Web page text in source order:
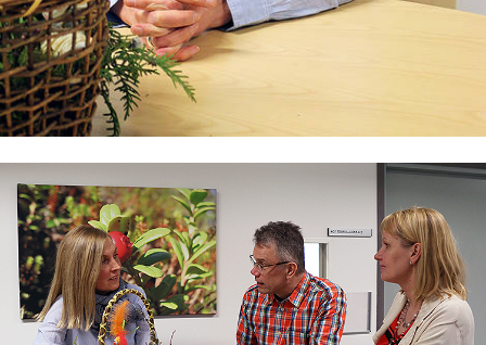
Liiketalous ja kaupan ala
Maarakennus
Matkailu- ja ravitsemisala
Palvelumuotoilu ja tuotekehitys
Puhtaus, kotityö ja välinehuolto
Rakentaminen
Sisustaminen ja pintakäsittely